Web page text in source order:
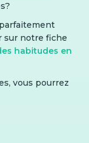
sur notre fiche
habitudes en
vous pourrez